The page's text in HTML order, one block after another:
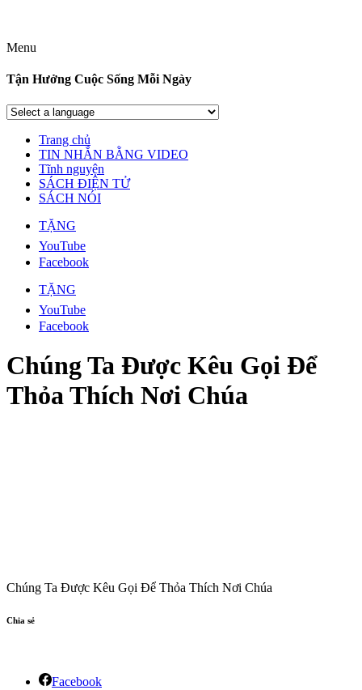
Menu
Tận Hưởng Cuộc Sống Mỗi Ngày
Trang chủ
TIN NHẮN BẰNG VIDEO
Tĩnh nguyện
SÁCH ĐIỆN TỬ
SÁCH NÓI
TẶNG
YouTube
Facebook
TẶNG
YouTube
Facebook
Chúng Ta Được Kêu Gọi Để
Thỏa Thích Nơi Chúa
Chúng Ta Được Kêu Gọi Để Thỏa Thích Nơi Chúa
Chia sẻ
Facebook